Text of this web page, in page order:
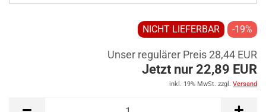
NICHT LIEFERBAR -19%
Unser regulärer Preis 28,44 EUR
Jetzt nur 22,89 EUR
inkl. 19% MwSt. zzgl. Versand